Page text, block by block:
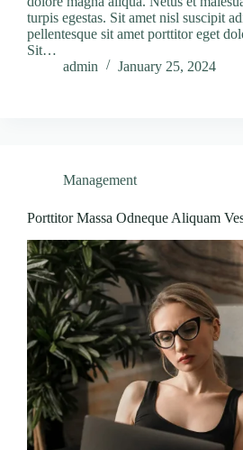
turpis egestas. Sit amet nisl suscipit
pellentesque sit amet porttitor eget
Sit…
admin
January 25, 2024
Management
Porttitor Massa Odneque Aliquam